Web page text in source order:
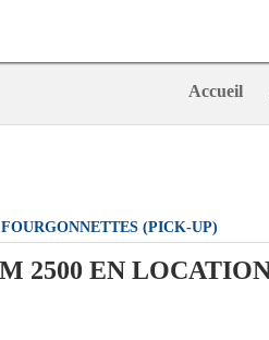
Accueil
(PICK-UP)
2500 EN